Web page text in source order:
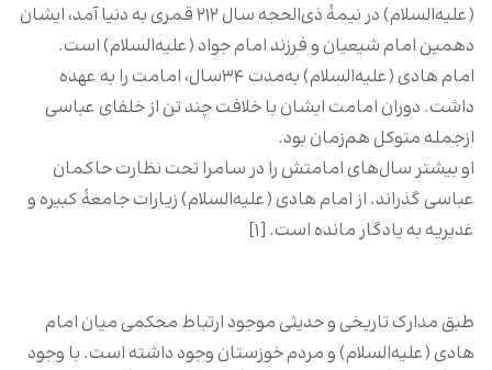
(علیه‌السلام) در نیمۀ ذی‌الحجه سال ۲۱۲ قمری به دنیا آمد، ایشان
دهمین امام شیعیان و فرزند امام جواد (علیه‌السلام) است.
امام هادی (علیه‌السلام) به‌مدت ۳۴سال، امامت را به عهده
داشت. دوران امامت ایشان با خلافت چند تن از خلفای عباسی
ازجمله متوکل هم‌زمان بود.
او بیشتر سال‌های امامتش را در سامرا تحت نظارت حاکمان
عباسی گذراند. از امام هادی (علیه‌السلام) زیارات جامعۀ کبیره و
غدیریه به یادگار مانده است. [۱]
طبق مدارک تاریخی و حدیثی موجود ارتباط محکمی میان امام
هادی (علیه‌السلام) و مردم خوزستان وجود داشته است. با وجود